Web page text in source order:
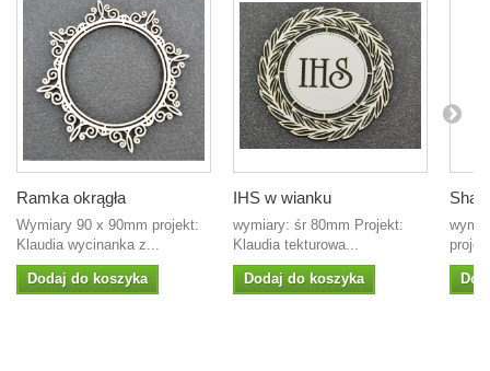
Ramka okrągła
Wymiary 90 x 90mm projekt:
Klaudia wycinanka z...
Dodaj do koszyka
IHS w wianku
wymiary: śr 80mm Projekt:
Klaudia tekturowa...
Dodaj do koszyka